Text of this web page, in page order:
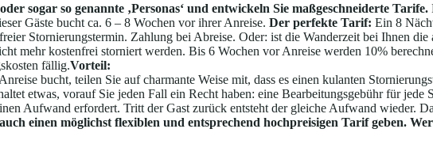
sogar so genannte ‚Personas‘ und entwickeln Sie maßgeschneiderte Tarife.
Gäste bucht ca. 6 – 8 Wochen vor ihrer Anreise. Der perfekte Tarif: Ein 8
Stornierungstermin. Zahlung bei Abreise. Oder: ist die Wanderzeit bei Ihnen
mehr kostenfrei storniert werden. Bis 6 Wochen vor Anreise werden 10%
fällig.Vorteil:
bucht, teilen Sie auf charmante Weise mit, dass es einen kulanten
etwas, vorauf Sie jeden Fall ein Recht haben: eine Bearbeitungsgebühr für
Aufwand erfordert. Tritt der Gast zurück entsteht der gleiche Aufwand wieder.
einen möglichst flexiblen und entsprechend hochpreisigen Tarif geben.